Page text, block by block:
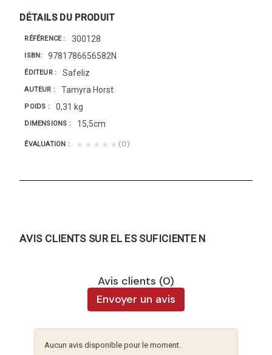
DÉTAILS DU PRODUIT
RÉFÉRENCE 300128
ISBN 9781786656582N
ÉDITEUR Safeliz
AUTEUR Tamyra Horst
POIDS 0,31 kg
DIMENSIONS 15,5cm
ÉVALUATION ★★★★★ (0)
AVIS CLIENTS SUR EL ES SUFICIENTE N
Avis clients (0)
Envoyer un avis
Aucun avis disponible pour le moment.